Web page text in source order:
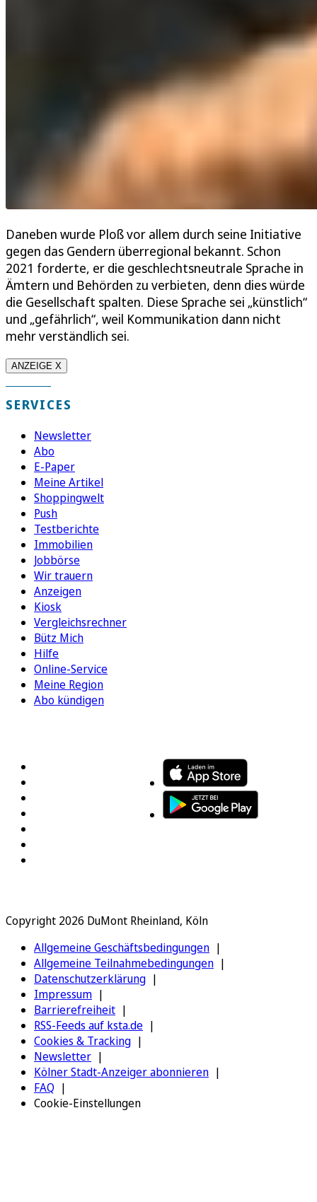
Daneben wurde Ploß vor allem durch seine Initiative
gegen das Gendern überregional bekannt. Schon
2021 forderte, er die geschlechtsneutrale Sprache in
Ämtern und Behörden zu verbieten, denn dies würde
die Gesellschaft spalten. Diese Sprache sei „künstlich“
und „gefährlich“, weil Kommunikation dann nicht
mehr verständlich sei.
ANZEIGE X
SERVICES
Newsletter
Abo
E-Paper
Meine Artikel
Shoppingwelt
Push
Testberichte
Immobilien
Jobbörse
Wir trauern
Anzeigen
Kiosk
Vergleichsrechner
Bütz Mich
Hilfe
Online-Service
Meine Region
Abo kündigen
Copyright 2026 DuMont Rheinland, Köln
Allgemeine Geschäftsbedingungen
Allgemeine Teilnahmebedingungen
Datenschutzerklärung
Impressum
Barrierefreiheit
RSS-Feeds auf ksta.de
Cookies & Tracking
Newsletter
Kölner Stadt-Anzeiger abonnieren
FAQ
Cookie-Einstellungen